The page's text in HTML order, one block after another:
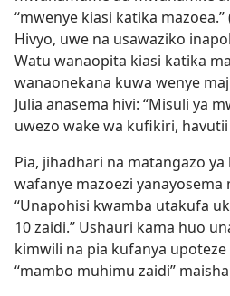
“mwenye kiasi katika mazoea.”
Hivyo, uwe na usawaziko
Watu wanaopita kiasi katika
wanaonekana kuwa wenye
Julia anasema hivi: “Misuli ya
uwezo wake wa kufikiri,
Pia, jihadhari na matangazo
wafanye mazoezi yanayosema
“Unapohisi kwamba utakufa
10 zaidi.” Ushauri kama huo
kimwili na pia kufanya
“mambo muhimu zaidi”